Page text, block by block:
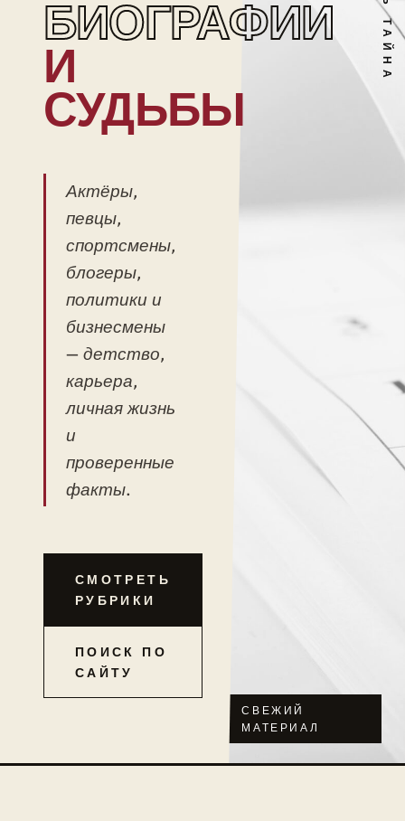
БИОГРАФИИ
И
СУДЬБЫ
Актёры,
певцы,
спортсмены,
блогеры,
политики и
бизнесмены
— детство,
карьера,
личная жизнь
и
проверенные
факты.
СМОТРЕТЬ
РУБРИКИ
ПОИСК ПО
САЙТУ
СВЕЖИЙ
МАТЕРИАЛ